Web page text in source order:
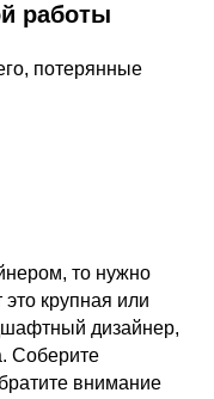
работы
потерянные
то нужно
крупная или
дизайнер,
Соберите
внимание